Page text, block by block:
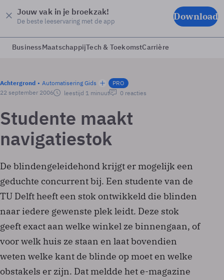
Jouw vak in je broekzak!
De beste leeservaring met de app Download
BusinessMaatschappijTech & ToekomstCarrière
Achtergrond Automatisering Gids
PRO
22 september 2006
leestijd 1 minuut 0 reacties
Studente maakt
navigatiestok
De blindengeleidehond krijgt er mogelijk een
geduchte concurrent bij. Een studente van de
TU Delft heeft een stok ontwikkeld die blinden
naar iedere gewenste plek leidt. Deze stok
geeft exact aan welke winkel ze binnengaan, of
voor welk huis ze staan en laat bovendien
weten welke kant de blinde op moet en welke
obstakels er zijn. Dat meldde het e-magazine